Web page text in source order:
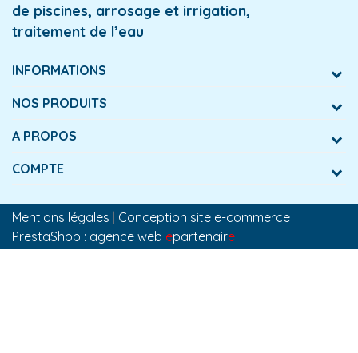
de piscines, arrosage et irrigation,
traitement de l’eau
INFORMATIONS
NOS PRODUITS
A PROPOS
COMPTE
Mentions légales
Conception site e-commerce
PrestaShop : agence web epartenaire